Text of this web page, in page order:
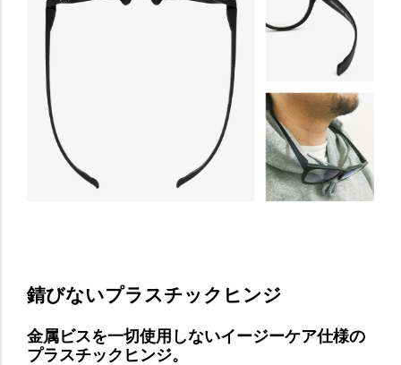
錆びないプラスチックヒンジ
金属ビスを一切使用しないイージーケア仕様の
プラスチックヒンジ。